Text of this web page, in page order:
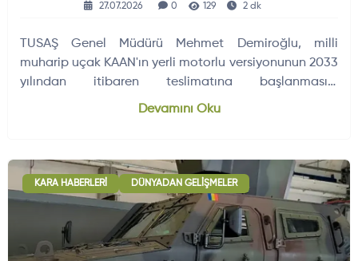
27.07.2026 0 129 2 dk
TUSAŞ Genel Müdürü Mehmet Demiroğlu, milli
muharip uçak KAAN'ın yerli motorlu versiyonunun 2033
yılından itibaren teslimatına başlanmasını
hedeflediklerini açıkladı.
Devamını Oku
KARA HABERLERI DÜNYADAN GELIŞMELER